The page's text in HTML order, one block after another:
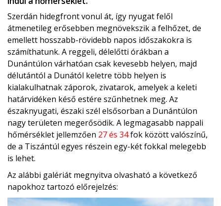
Szerdán hidegfront vonul át, így nyugat felől
átmenetileg erősebben megnövekszik a felhőzet, de
emellett hosszabb-rövidebb napos időszakokra is
számíthatunk. A reggeli, délelőtti órákban a
Dunántúlon várhatóan csak kevesebb helyen, majd
délutántól a Dunától keletre több helyen is
kialakulhatnak záporok, zivatarok, amelyek a keleti
határvidéken késő estére szűnhetnek meg. Az
északnyugati, északi szél elsősorban a Dunántúlon
nagy területen megerősödik. A legmagasabb nappali
hőmérséklet jellemzően 27 és 34fok között valószínű,
de a Tiszántúl egyes részein egy-két fokkal melegebb
is lehet.
Az alábbi galériát megnyitva olvasható a következő
napokhoz tartozó előrejelzés: